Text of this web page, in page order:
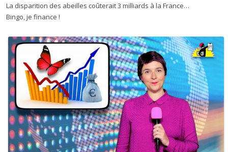
La disparition des abeilles coûterait 3 milliards à la France…
Bingo, je finance !